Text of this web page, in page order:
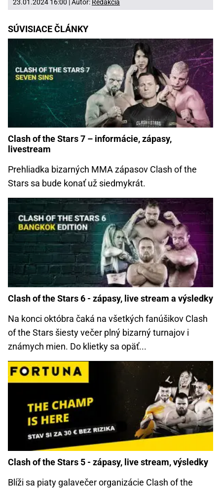
23.01.2024 16:00 | Autor: Redakcia
SÚVISIACE ČLÁNKY
Clash of the Stars 7 – informácie, zápasy,
livestream
Prehliadka bizarných MMA zápasov Clash of the
Stars sa bude konať už siedmykrát.
Clash of the Stars 6 - zápasy, live stream a výsledky
Na konci októbra čaká na všetkých fanúšikov Clash
of the Stars šiesty večer plný bizarný turnajov i
známych mien. Do klietky sa opäť...
Clash of the Stars 5 - zápasy, live stream, výsledky
Blíži sa piaty galavečer organizácie Clash of the